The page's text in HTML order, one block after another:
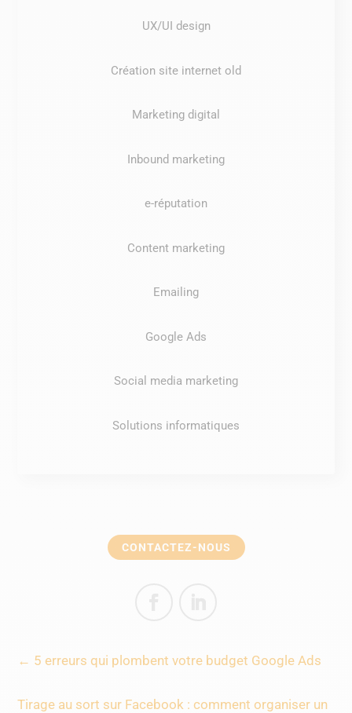
UX/UI design
Création site internet old
Marketing digital
Inbound marketing
e-réputation
Content marketing
Emailing
Google Ads
Social media marketing
Solutions informatiques
CONTACTEZ-NOUS
← 5 erreurs qui plombent votre budget Google Ads
Tirage au sort sur Facebook : comment organiser un